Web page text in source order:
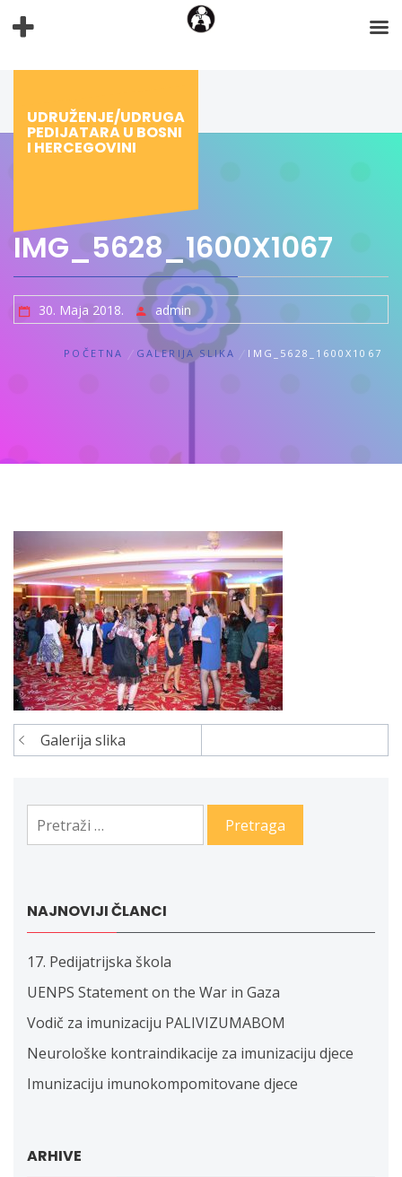
na
UDRUŽENJE/UDRUGA
PEDIJATARA U BOSNI
I HERCEGOVINI
IMG_5628_1600X1067
30. Maja 2018. admin
POČETNA GALERIJA SLIKA IMG_5628_1600X1067
Navigacija
Galerija slika
Pretraga:
NAJNOVIJI ČLANCI
17. Pedijatrijska škola
UENPS Statement on the War in Gaza
Vodič za imunizaciju PALIVIZUMABOM
Neurološke kontraindikacije za imunizaciju djece
Imunizaciju imunokompomitovane djece
ARHIVE